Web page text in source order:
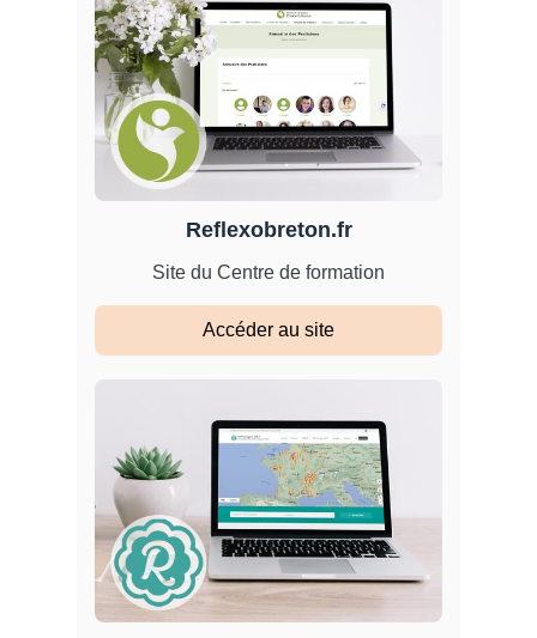
Reflexobreton.fr
Site du Centre de formation
Accéder au site